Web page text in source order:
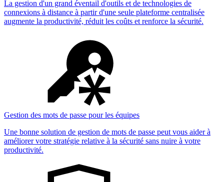
La gestion d'un grand éventail d'outils et de technologies de
connexions à distance à partir d'une seule plateforme centralisée
augmente la productivité, réduit les coûts et renforce la sécurité.
Gestion des mots de passe pour les équipes
Une bonne solution de gestion de mots de passe peut vous aider à
améliorer votre stratégie relative à la sécurité sans nuire à votre
productivité.